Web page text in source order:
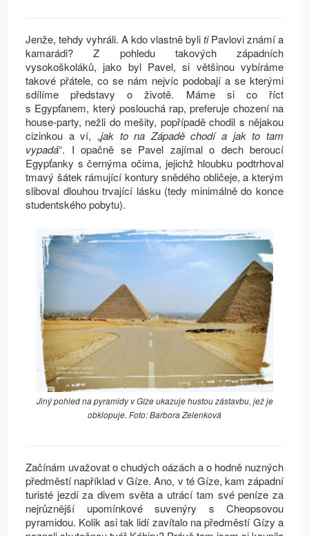
Jenže, tehdy vyhráli. A kdo vlastně bylitiPavlovi známí a
kamarádi? Z pohledu takových západních
vysokoškoláků, jako byl Pavel, si většinou vybíráme
takové přátele, co se nám nejvíc podobají a se kterými
sdílíme představy o životě. Máme si co říct
s Egypťanem, který poslouchá rap, preferuje chození na
house-party, nežli do mešity, popřípadě chodil s nějakou
cizinkou a ví, „jak to na Západě chodí a jak to tam
vypadá“. I opačně se Pavel zajímal o dech beroucí
Egypťanky s černýma očima, jejichž hloubku podtrhoval
tmavý šátek rámující kontury snědého obličeje, a kterým
sliboval dlouhou trvající lásku (tedy minimálně do konce
studentského pobytu).
Jiný pohled na pyramidy v Gíze ukazuje hustou zástavbu, jež je
obklopuje. Foto: Barbora Zelenková
Začínám uvažovat o chudých oázách a o hodně nuzných
předměstí například v Gíze. Ano, v té Gíze, kam západní
turisté jezdí za divem světa a utrácí tam své peníze za
nejrůznější upomínkové suvenýry s Cheopsovou
pyramidou. Kolik asi tak lidí zavítalo na předměstí Gízy a